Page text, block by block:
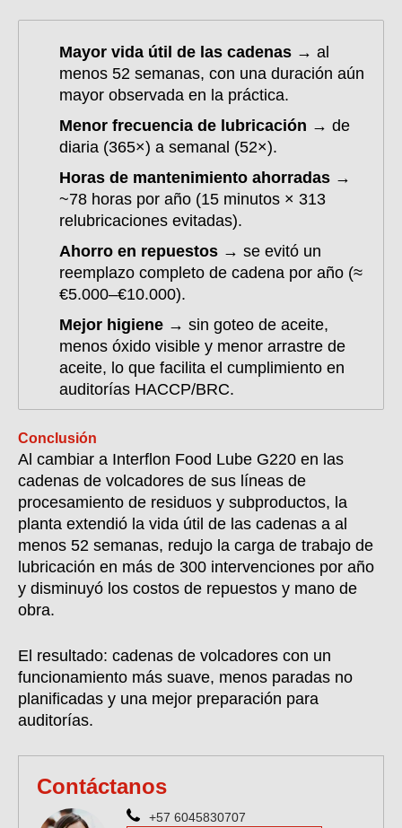
Mayor vida útil de las cadenas → al
menos 52 semanas, con una duración aún
mayor observada en la práctica.
Menor frecuencia de lubricación → de
diaria (365×) a semanal (52×).
Horas de mantenimiento ahorradas →
~78 horas por año (15 minutos × 313
relubricaciones evitadas).
Ahorro en repuestos → se evitó un
reemplazo completo de cadena por año (≈
€5.000–€10.000).
Mejor higiene → sin goteo de aceite,
menos óxido visible y menor arrastre de
aceite, lo que facilita el cumplimiento en
auditorías HACCP/BRC.
Conclusión
Al cambiar a Interflon Food Lube G220 en las
cadenas de volcadores de sus líneas de
procesamiento de residuos y subproductos, la
planta extendió la vida útil de las cadenas a al
menos 52 semanas, redujo la carga de trabajo de
lubricación en más de 300 intervenciones por año
y disminuyó los costos de repuestos y mano de
obra.
El resultado: cadenas de volcadores con un
funcionamiento más suave, menos paradas no
planificadas y una mejor preparación para
auditorías.
Contáctanos
+57 6045830707